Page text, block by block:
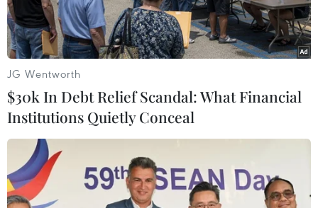
Con sâu được gắp ra từ cổ họng người phụ nữ. (Nguồn: CNN)
Một phụ nữ 25 tuổi sống tại Tokyo, Nhật Bản, đã
JG Wentworth
$30k In Debt Relief Scandal: What Financial
Institutions Quietly Conceal